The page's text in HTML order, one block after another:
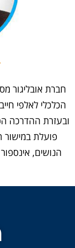
חברת אובליגור
הכלכלי לאלפי
ובעזרת ההדרכה
פועלת במישור
הנושים,